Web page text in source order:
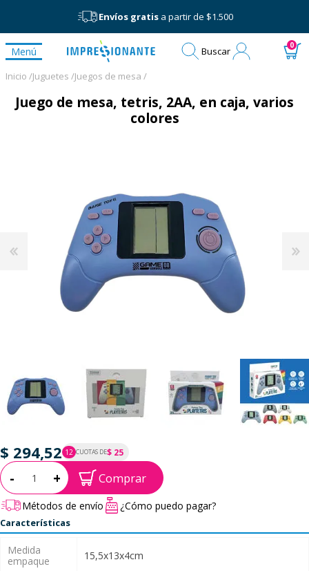
Envíos gratisa partir de $1.500
Menú Buscar 0
Inicio /Juguetes /Juegos de mesa /
Juego de mesa, tetris, 2AA, en caja, varios
colores
$ 294,52 12 CUOTAS DE$ 25
P.T.F. $ 295
Cantidad:
- + Comprar
Métodos de envío ¿Cómo puedo pagar?
Características
Medida
empaque
15,5x13x4cm